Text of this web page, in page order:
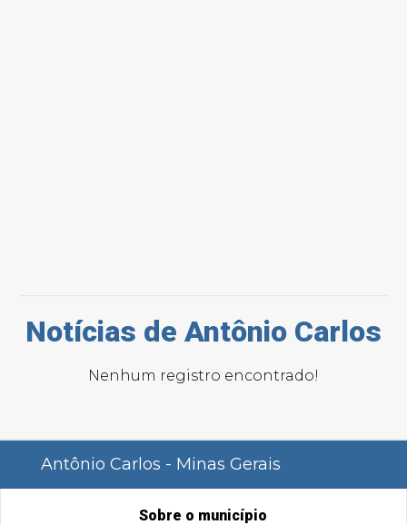
Notícias de Antônio Carlos
Nenhum registro encontrado!
Antônio Carlos - Minas Gerais
Sobre o município